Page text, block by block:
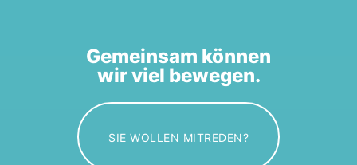
Gemeinsam können
wir viel bewegen.
SIE WOLLEN MITREDEN?